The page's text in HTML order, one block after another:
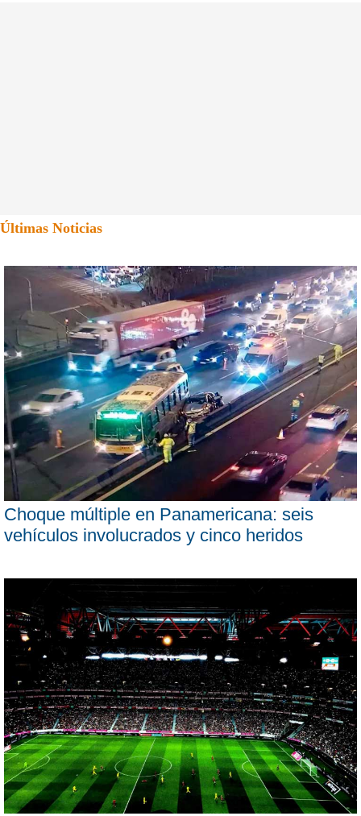
Últimas Noticias
Choque múltiple en Panamericana: seis
vehículos involucrados y cinco heridos